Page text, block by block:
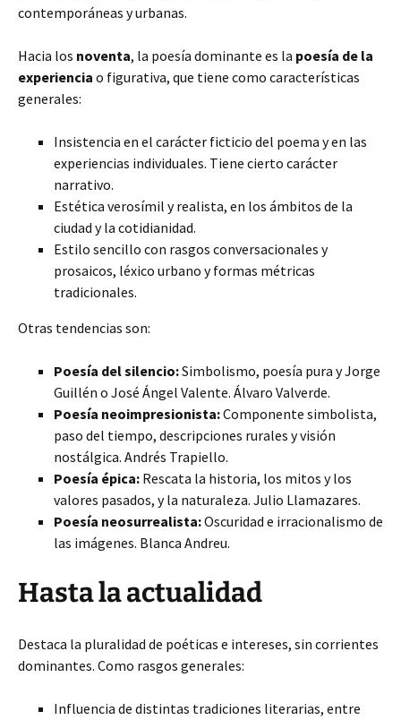
contemporáneas y urbanas.
Hacia los noventa, la poesía dominante es la poesía de la
experiencia o figurativa, que tiene como características
generales:
Insistencia en el carácter ficticio del poema y en las
experiencias individuales. Tiene cierto carácter
narrativo.
Estética verosímil y realista, en los ámbitos de la
ciudad y la cotidianidad.
Estilo sencillo con rasgos conversacionales y
prosaicos, léxico urbano y formas métricas
tradicionales.
Otras tendencias son:
Poesía del silencio:Simbolismo, poesía pura y Jorge
Guillén o José Ángel Valente. Álvaro Valverde.
Poesía neoimpresionista:Componente simbolista,
paso del tiempo, descripciones rurales y visión
nostálgica. Andrés Trapiello.
Poesía épica: Rescata la historia, los mitos y los
valores pasados, y la naturaleza. Julio Llamazares.
Poesía neosurrealista:Oscuridad e irracionalismo de
las imágenes. Blanca Andreu.
Hasta la actualidad
Destaca la pluralidad de poéticas e intereses, sin corrientes
dominantes. Como rasgos generales:
Influencia de distintas tradiciones literarias, entre